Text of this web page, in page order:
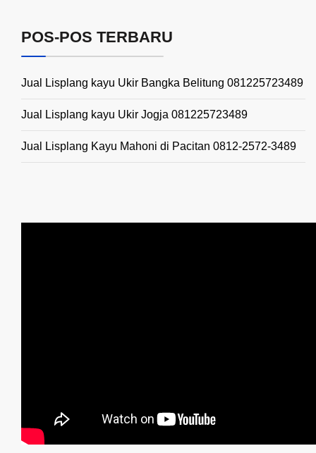
POS-POS TERBARU
Jual Lisplang kayu Ukir Bangka Belitung 081225723489
Jual Lisplang kayu Ukir Jogja 081225723489
Jual Lisplang Kayu Mahoni di Pacitan 0812-2572-3489